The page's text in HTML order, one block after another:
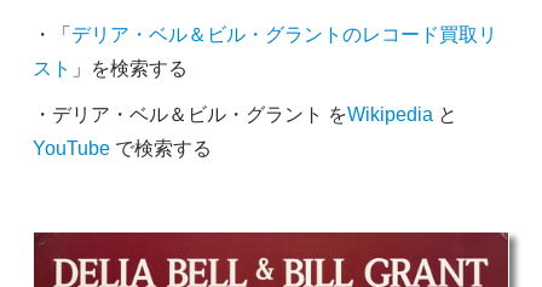
・「 デリア・ベル＆ビル・グラントのレコード買取リ
スト 」を検索する
・デリア・ベル＆ビル・グラント をWikipedia と
YouTubeで検索する